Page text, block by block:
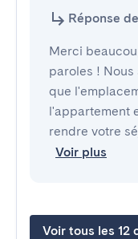
Réponse
Merci
paroles !
que
l'appartement
rendre votre
Voir plus
Voir tous les 12